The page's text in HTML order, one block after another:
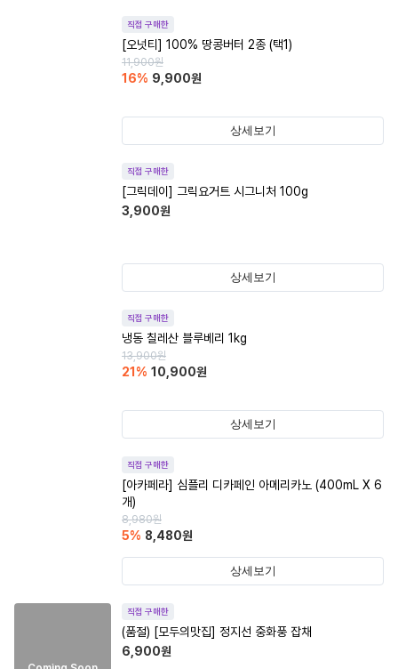
직접 구매한
[오넛티] 100% 땅콩버터 2종 (택1)
11,900원
16% 9,900원
상세보기
직접 구매한
[그릭데이] 그릭요거트 시그니처 100g
3,900원
상세보기
직접 구매한
냉동 칠레산 블루베리 1kg
13,900원
21 % 10,900원
상세보기
직접 구매한
[아카페라] 심플리 디카페인 아메리카노 (400mL X 6
개)
8,980원
5% 8,480원
상세보기
직접 구매한
(품절) [모두의맛집] 정지선 중화풍 잡채
6,900원